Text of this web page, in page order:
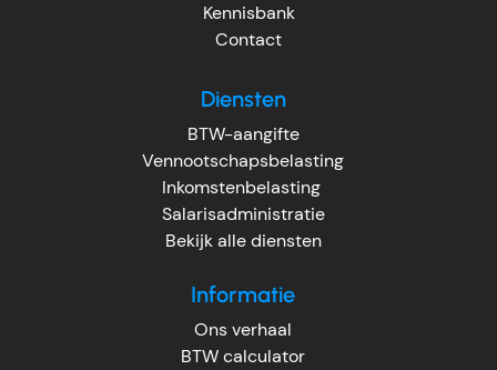
Kennisbank
Contact
Diensten
BTW-aangifte
Vennootschapsbelasting
Inkomstenbelasting
Salarisadministratie
Bekijk alle diensten
Informatie
Ons verhaal
BTW calculator